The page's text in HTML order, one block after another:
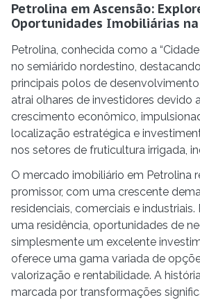
Petrolina em Ascensão:
Oportunidades Imobiliárias na
Petrolina, conhecida como a
no semiárido nordestino,
principais polos de
atrai olhares de investidores devido
crescimento econômico,
localização estratégica e
nos setores de fruticultura irrigada,
O mercado imobiliário em Petrolina
promissor, com uma crescente
residenciais, comerciais e
uma residência, oportunidades de
simplesmente um excelente
oferece uma gama variada de
valorização e rentabilidade. A
marcada por transformações